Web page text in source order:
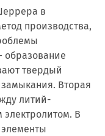
в
производства,
образование
твердый
Вторая
литий-
В